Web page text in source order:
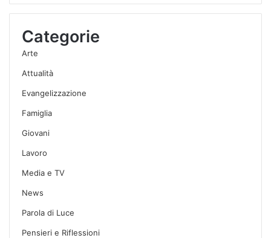
Categorie
Arte
Attualità
Evangelizzazione
Famiglia
Giovani
Lavoro
Media e TV
News
Parola di Luce
Pensieri e Riflessioni